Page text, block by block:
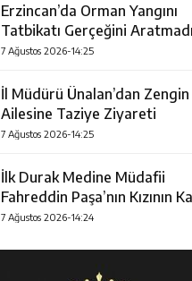
Erzincan’da Orman Yangını
Tatbikatı Gerçeğini Aratmadı
7 Ağustos 2026-14:25
İl Müdürü Ünalan’dan Zengin
Ailesine Taziye Ziyareti
7 Ağustos 2026-14:25
İlk Durak Medine Müdafii
Fahreddin Paşa’nın Kızının
7 Ağustos 2026-14:24